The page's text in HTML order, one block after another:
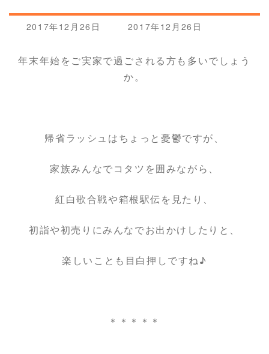
2017年12月26日
最
新
日
2017年12月26日
年末年始をご実家で過ごされる方も多いでしょう
か。
帰省ラッシュはちょっと憂鬱ですが、
家族みんなでコタツを囲みながら、
紅白歌合戦や箱根駅伝を見たり、
初詣や初売りにみんなでお出かけしたりと、
楽しいことも目白押しですね♪
＊＊＊＊＊